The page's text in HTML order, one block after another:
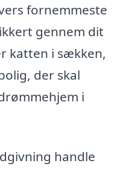
fornemmeste
gennem dit
katten i sækken,
der skal
i
handle